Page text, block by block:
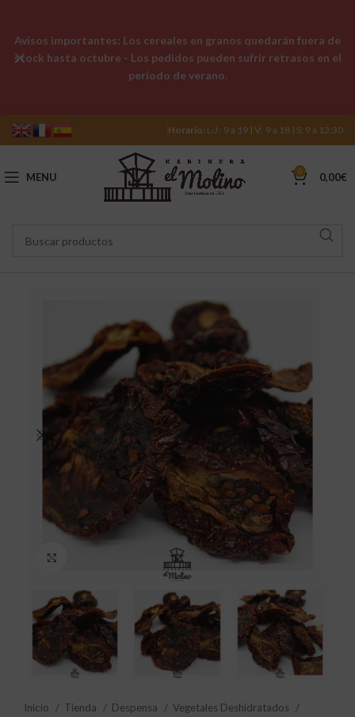
Horario: L-J: 9 a 19 | V: 9 a 18 | S: 9 a 13:30
MENU 0 0,00€
Inicio Tienda Despensa
Vegetales Deshidratados
Avisos importantes: Los cereales en granos quedarán fuera de
stock hasta octubre - Los pedidos pueden sufrir retrasos en el
período de verano.